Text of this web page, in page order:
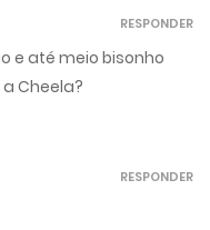
e até meio bisonho
Cheela?
RESPONDER
RESPONDER